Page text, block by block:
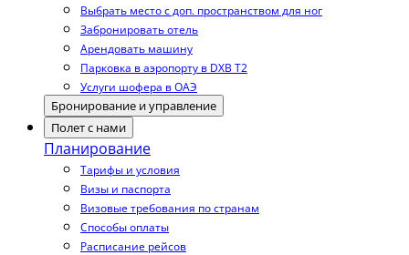
Выбрать место с доп. пространством для ног
Забронировать отель
Арендовать машину
Парковка в аэропорту в DXB T2
Услуги шофера в ОАЭ
Бронирование и управление
Полет с нами
Планирование
Тарифы и условия
Визы и паспорта
Визовые требования по странам
Способы оплаты
Расписание рейсов